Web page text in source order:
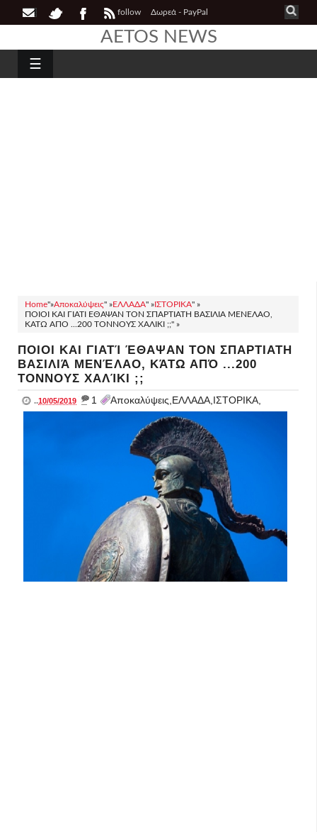
follow Δωρεά - PayPal
AETOS NEWS
☰
Home"»Αποκαλύψεις" »ΕΛΛΑΔΑ" »ΙΣΤΟΡΙΚΑ" »
ΠΟΙΟΙ ΚΑΙ ΓΙΑΤΊ ΈΘΑΨΑΝ ΤΟΝ ΣΠΑΡΤΙΑΤΗ ΒΑΣΙΛΙΆ ΜΕΝΈΛΑΟ,
ΚΆΤΩ ΑΠΌ ...200 ΤΟΝΝΟΥΣ ΧΑΛΊΚΙ ;;" »
ΠΟΙΟΙ ΚΑΙ ΓΙΑΤΊ ΈΘΑΨΑΝ ΤΟΝ ΣΠΑΡΤΙΑΤΗ
ΒΑΣΙΛΙΆ ΜΕΝΈΛΑΟ, ΚΆΤΩ ΑΠΌ ...200
ΤΟΝΝΟΥΣ ΧΑΛΊΚΙ ;;
..10/05/2019 _ 1 Αποκαλύψεις,ΕΛΛΑΔΑ,ΙΣΤΟΡΙΚΑ,